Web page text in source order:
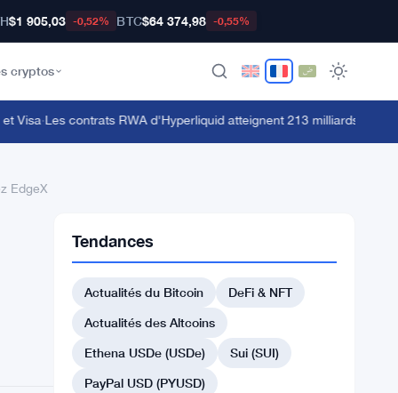
$1 905,03 -0,52% BTC$64 374,98 -0,55%
cryptos
·Les contrats RWA d'Hyperliquid atteignent 213 milliards de
EdgeX
Tendances
Actualités du Bitcoin
DeFi & NFT
Actualités des Altcoins
Ethena USDe (USDe)
Sui (SUI)
PayPal USD (PYUSD)